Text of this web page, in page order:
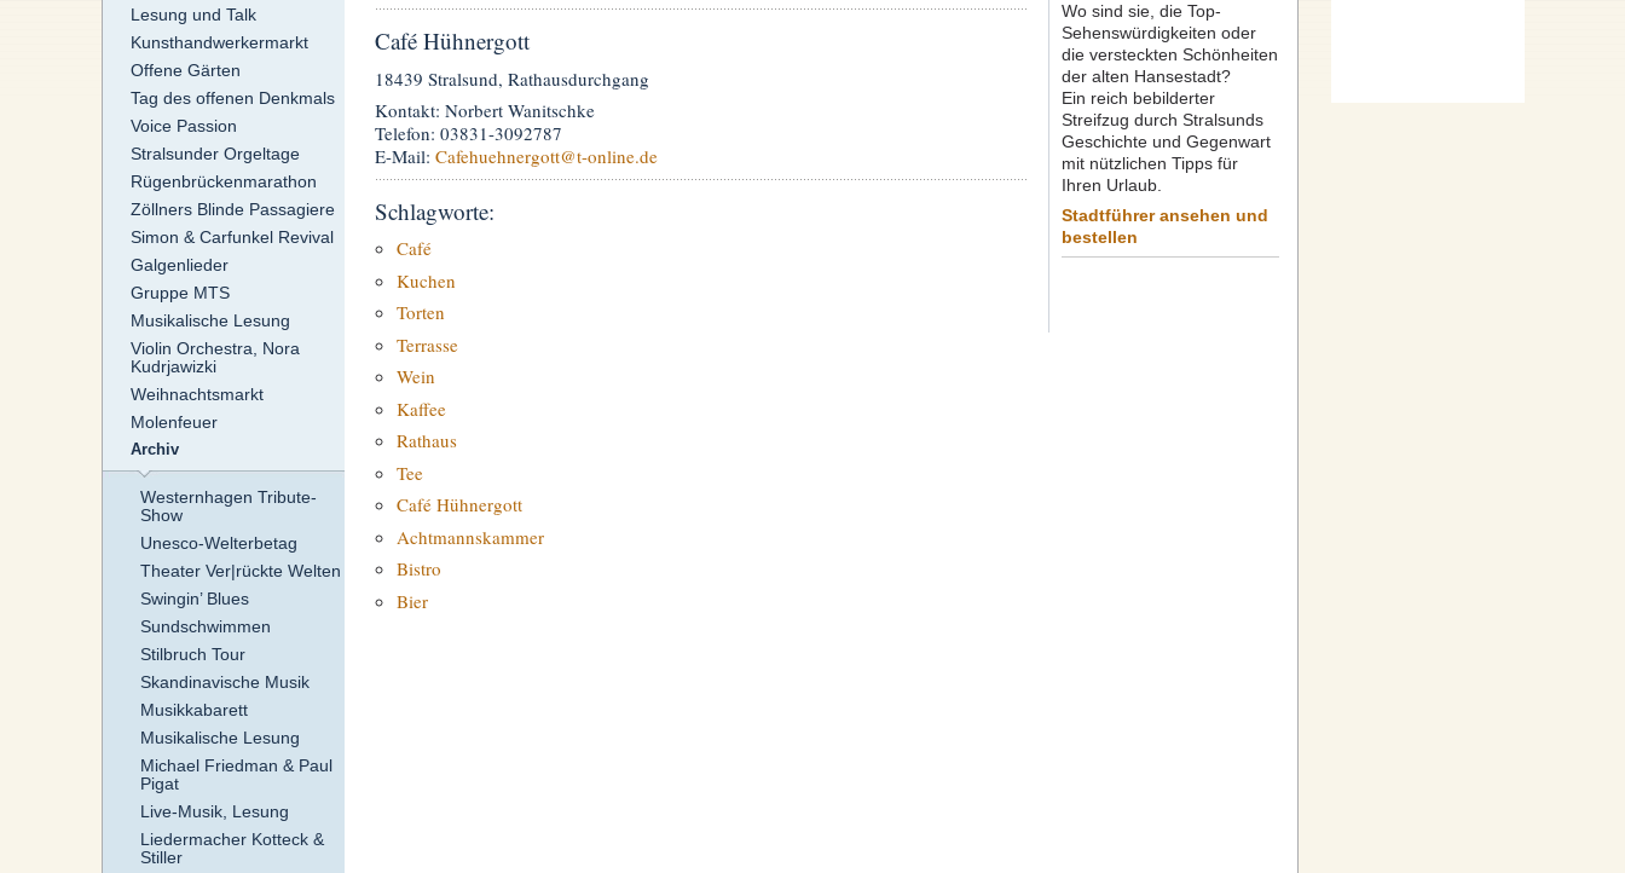
Lesung und Talk
Kunsthandwerkermarkt
Offene Gärten
Tag des offenen Denkmals
Voice Passion
Stralsunder Orgeltage
Rügenbrückenmarathon
Zöllners Blinde Passagiere
Simon & Carfunkel Revival
Galgenlieder
Gruppe MTS
Musikalische Lesung
Violin Orchestra, Nora
Kudrjawizki
Weihnachtsmarkt
Molenfeuer
Archiv
Westernhagen Tribute-
Show
Unesco-Welterbetag
Theater Ver|rückte Welten
Swingin’ Blues
Sundschwimmen
Stilbruch Tour
Skandinavische Musik
Musikkabarett
Musikalische Lesung
Michael Friedman & Paul
Pigat
Live-Musik, Lesung
Liedermacher Kotteck &
Stiller
Wo sind sie, die Top-
Sehenswürdigkeiten oder
die versteckten Schönheiten
der alten Hansestadt?
Ein reich bebilderter
Streifzug durch Stralsunds
Geschichte und Gegenwart
mit nützlichen Tipps für
Ihren Urlaub.
Stadtführer ansehen und
bestellen
Café Hühnergott
18439 Stralsund, Rathausdurchgang
Kontakt: Norbert Wanitschke
Telefon: 03831-3092787
E-Mail: Cafehuehnergott@t-online.de
Schlagworte:
Café
Kuchen
Torten
Terrasse
Wein
Kaffee
Rathaus
Tee
Café Hühnergott
Achtmannskammer
Bistro
Bier